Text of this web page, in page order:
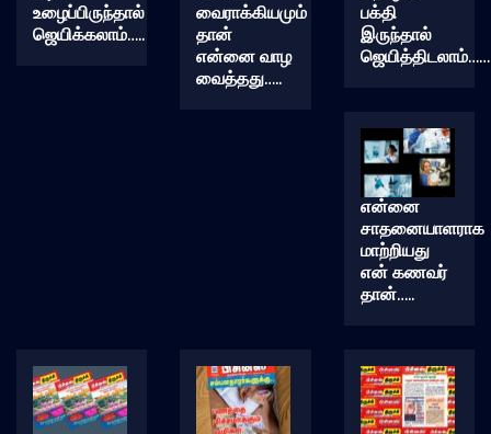
உழைப்பிருந்தால்
ஜெயிக்கலாம்…..
வைராக்கியமும்
தான்
என்னை வாழ
வைத்தது…..
பக்தி
இருந்தால்
என்னை
சாதனையாளராக
மாற்றியது
என் கணவர்
தான்…..